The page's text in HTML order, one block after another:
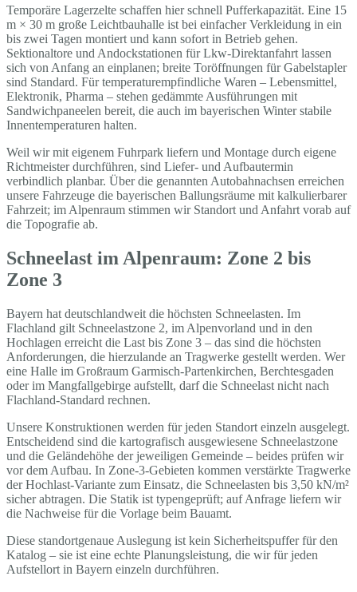
Temporäre Lagerzelte schaffen hier schnell Pufferkapazität. Eine 15
m × 30 m große Leichtbauhalle ist bei einfacher Verkleidung in ein
bis zwei Tagen montiert und kann sofort in Betrieb gehen.
Sektionaltore und Andockstationen für Lkw-Direktanfahrt lassen
sich von Anfang an einplanen; breite Toröffnungen für Gabelstapler
sind Standard. Für temperaturempfindliche Waren – Lebensmittel,
Elektronik, Pharma – stehen gedämmte Ausführungen mit
Sandwichpaneelen bereit, die auch im bayerischen Winter stabile
Innentemperaturen halten.
Weil wir mit eigenem Fuhrpark liefern und Montage durch eigene
Richtmeister durchführen, sind Liefer- und Aufbautermin
verbindlich planbar. Über die genannten Autobahnachsen erreichen
unsere Fahrzeuge die bayerischen Ballungsräume mit kalkulierbarer
Fahrzeit; im Alpenraum stimmen wir Standort und Anfahrt vorab auf
die Topografie ab.
Schneelast im Alpenraum: Zone 2 bis
Zone 3
Bayern hat deutschlandweit die höchsten Schneelasten. Im
Flachland gilt Schneelastzone 2, im Alpenvorland und in den
Hochlagen erreicht die Last bis Zone 3 – das sind die höchsten
Anforderungen, die hierzulande an Tragwerke gestellt werden. Wer
eine Halle im Großraum Garmisch-Partenkirchen, Berchtesgaden
oder im Mangfallgebirge aufstellt, darf die Schneelast nicht nach
Flachland-Standard rechnen.
Unsere Konstruktionen werden für jeden Standort einzeln ausgelegt.
Entscheidend sind die kartografisch ausgewiesene Schneelastzone
und die Geländehöhe der jeweiligen Gemeinde – beides prüfen wir
vor dem Aufbau. In Zone-3-Gebieten kommen verstärkte Tragwerke
der Hochlast-Variante zum Einsatz, die Schneelasten bis 3,50 kN/m²
sicher abtragen. Die Statik ist typengeprüft; auf Anfrage liefern wir
die Nachweise für die Vorlage beim Bauamt.
Diese standortgenaue Auslegung ist kein Sicherheitspuffer für den
Katalog – sie ist eine echte Planungsleistung, die wir für jeden
Aufstellort in Bayern einzeln durchführen.